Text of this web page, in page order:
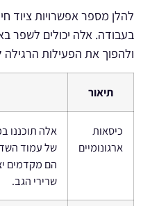
להלן מספר אפשרויות ציוד
בעבודה. אלה יכולים לשפר
ולהפוך את הפעילות הרגילה
תיאור
כיסאות
ארגונומיים
אלה תוכננו
של עמוד
הם מקדמים
שרירי הגב.